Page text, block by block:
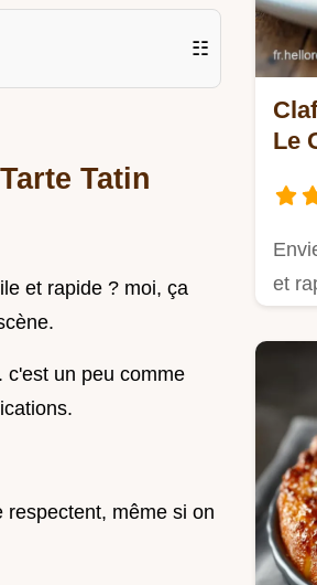
☷
Tatin
et rapide ? moi, ça
c'est un peu comme
même si on
Le
et